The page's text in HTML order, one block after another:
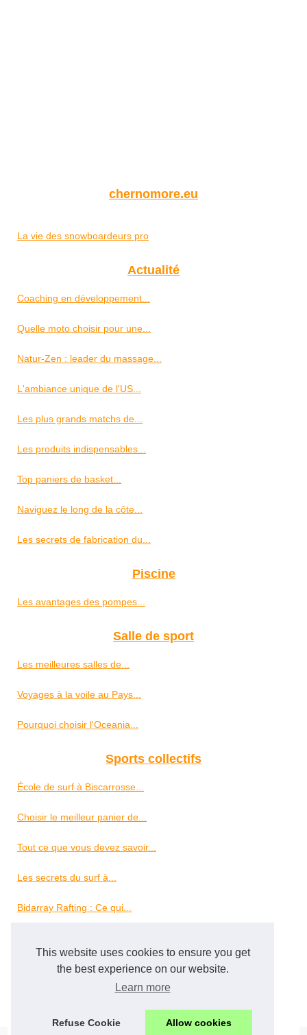
This website uses cookies to ensure you get
the best experience on our website.
Learn more
Refuse Cookie Allow cookies
chernomore.eu
La vie des snowboardeurs pro
Actualité
Coaching en développement...
Quelle moto choisir pour une...
Natur-Zen : leader du massage...
L'ambiance unique de l'US...
Les plus grands matchs de...
Les produits indispensables...
Top paniers de basket...
Naviguez le long de la côte...
Les secrets de fabrication du...
Piscine
Les avantages des pompes...
Salle de sport
Les meilleures salles de...
Voyages à la voile au Pays...
Pourquoi choisir l'Oceania...
Sports collectifs
École de surf à Biscarrosse...
Choisir le meilleur panier de...
Tout ce que vous devez savoir...
Les secrets du surf à...
Bidarray Rafting : Ce qui...
Les avantages de s'inscrire...